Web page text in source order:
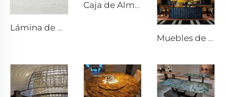
Lámina de piedra travertina porosa natural blanca de Guang Xi
Caja de Almacenamiento de Piedra con Mosaico Empotrado artesanías de piedra obras de arte de piedra ornamentos de piedra
Muebles de piedra azul boliviana y esculturas en piedra